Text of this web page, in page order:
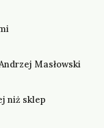
Masłowski
niż sklep